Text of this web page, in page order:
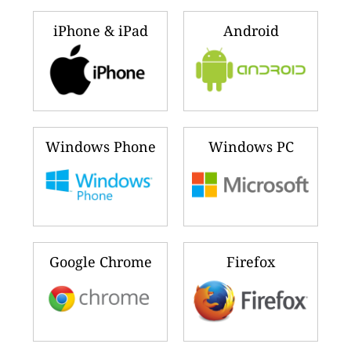
iPhone & iPad Android
Windows Phone Windows PC
Google Chrome Firefox